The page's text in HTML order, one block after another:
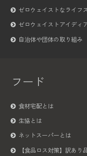
ゼロウェイストなライフ
ゼロウェイストアイディ
自治体や団体の取り組み
フード
食材宅配とは
生協とは
ネットスーパーとは
【食品ロス対策】訳あり